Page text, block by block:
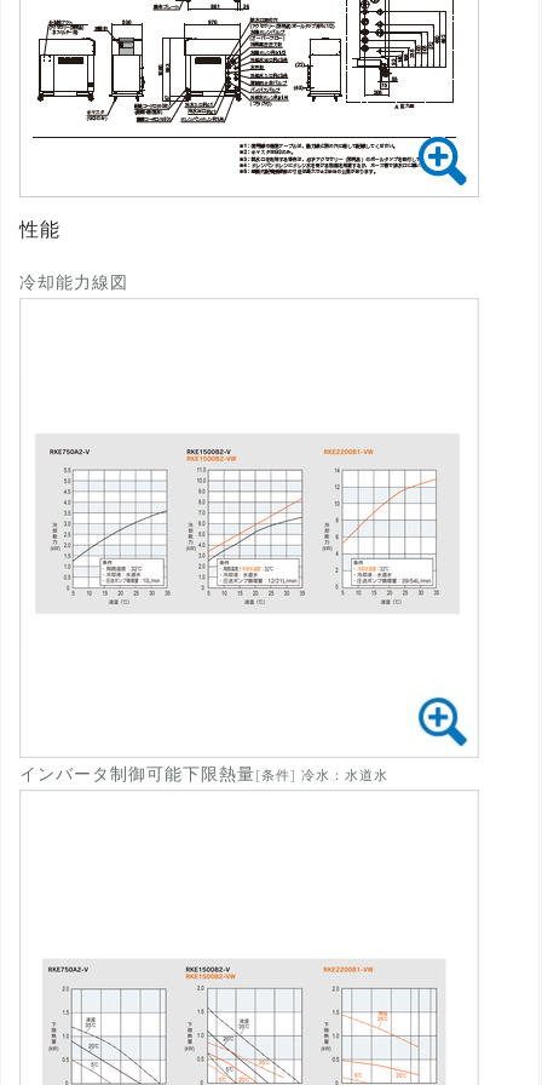
性能
冷却能力線図
インバータ制御可能下限熱量[条件] 冷水：水道水